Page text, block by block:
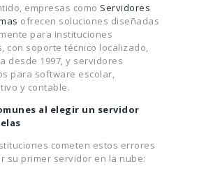
empresas como Servidores
ofrecen soluciones diseñadas
para instituciones
con soporte técnico localizado,
desde 1997, y servidores
para software escolar,
y contable.
al elegir un servidor
cometen estos errores
su primer servidor en la nube: